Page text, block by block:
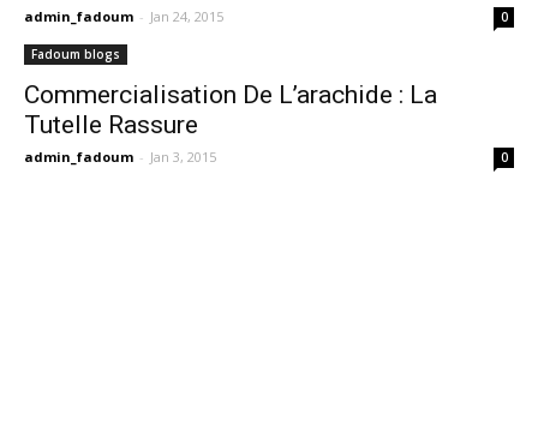
admin_fadoum - Jan 24, 2015 0
Fadoum blogs
Commercialisation De L’arachide : La
Tutelle Rassure
admin_fadoum - Jan 3, 2015 0